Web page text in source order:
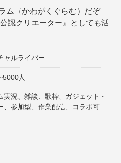
同接数
ファッション
ム（かわがくぐらむ）だぞ
認クリエーター』としても活
ャルライバー
人
実況、雑談、歌枠、ガジェット・
、参加型、作業配信、コラボ可